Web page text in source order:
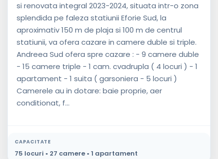
si renovata integral 2023-2024, situata intr-o zona
splendida pe faleza statiunii Eforie Sud, la
aproximativ 150 m de plaja si 100 m de centrul
statiunii, va ofera cazare in camere duble si triple.
Andreea Sud ofera spre cazare : - 9 camere duble
- 15 camere triple - 1 cam. cvadrupla ( 4 locuri ) - 1
apartament - 1 suita ( garsoniera - 5 locuri )
Camerele au in dotare: baie proprie, aer
conditionat, f...
CAPACITATE
75 locuri • 27 camere • 1 apartament